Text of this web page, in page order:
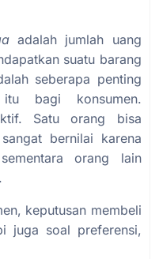
adalah jumlah uang
suatu barang
seberapa penting
bagi konsumen.
Satu orang bisa
bernilai karena
orang lain
keputusan membeli
juga soal preferensi,